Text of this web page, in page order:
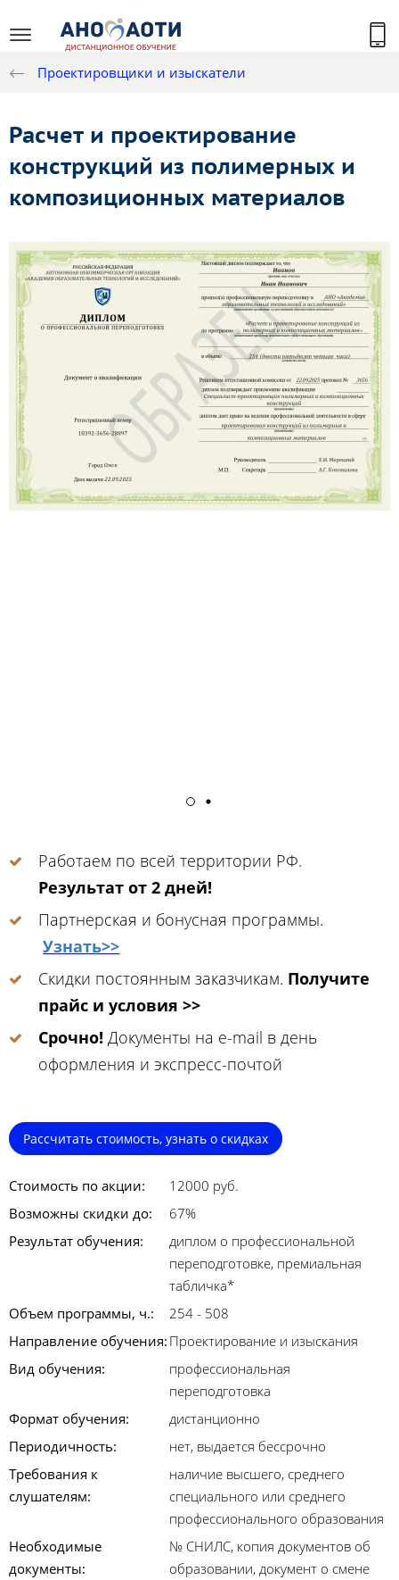
Проектировщики и изыскатели
Расчет и проектирование
конструкций из полимерных и
композиционных материалов
Работаем по всей территории РФ.
Результат от 2 дней!
Партнерская и бонусная программы.
Узнать>>
Скидки постоянным заказчикам. Получите
прайс и условия >>
Срочно! Документы на e-mail в день
оформления и экспресс-почтой
Рассчитать стоимость, узнать о скидках
Стоимость по акции:
12000 руб.
Возможны скидки до:
67%
Результат обучения:
диплом о профессиональной
переподготовке, премиальная
табличка*
Объем программы, ч.:
254 - 508
Направление обучения: Проектирование и изыскания
Вид обучения:
профессиональная
переподготовка
Формат обучения:
дистанционно
Периодичность:
нет, выдается бессрочно
Требования к
слушателям:
наличие высшего, среднего
специального или среднего
профессионального образования
Необходимые
документы:
№ СНИЛС, копия документов об
образовании, документ о смене